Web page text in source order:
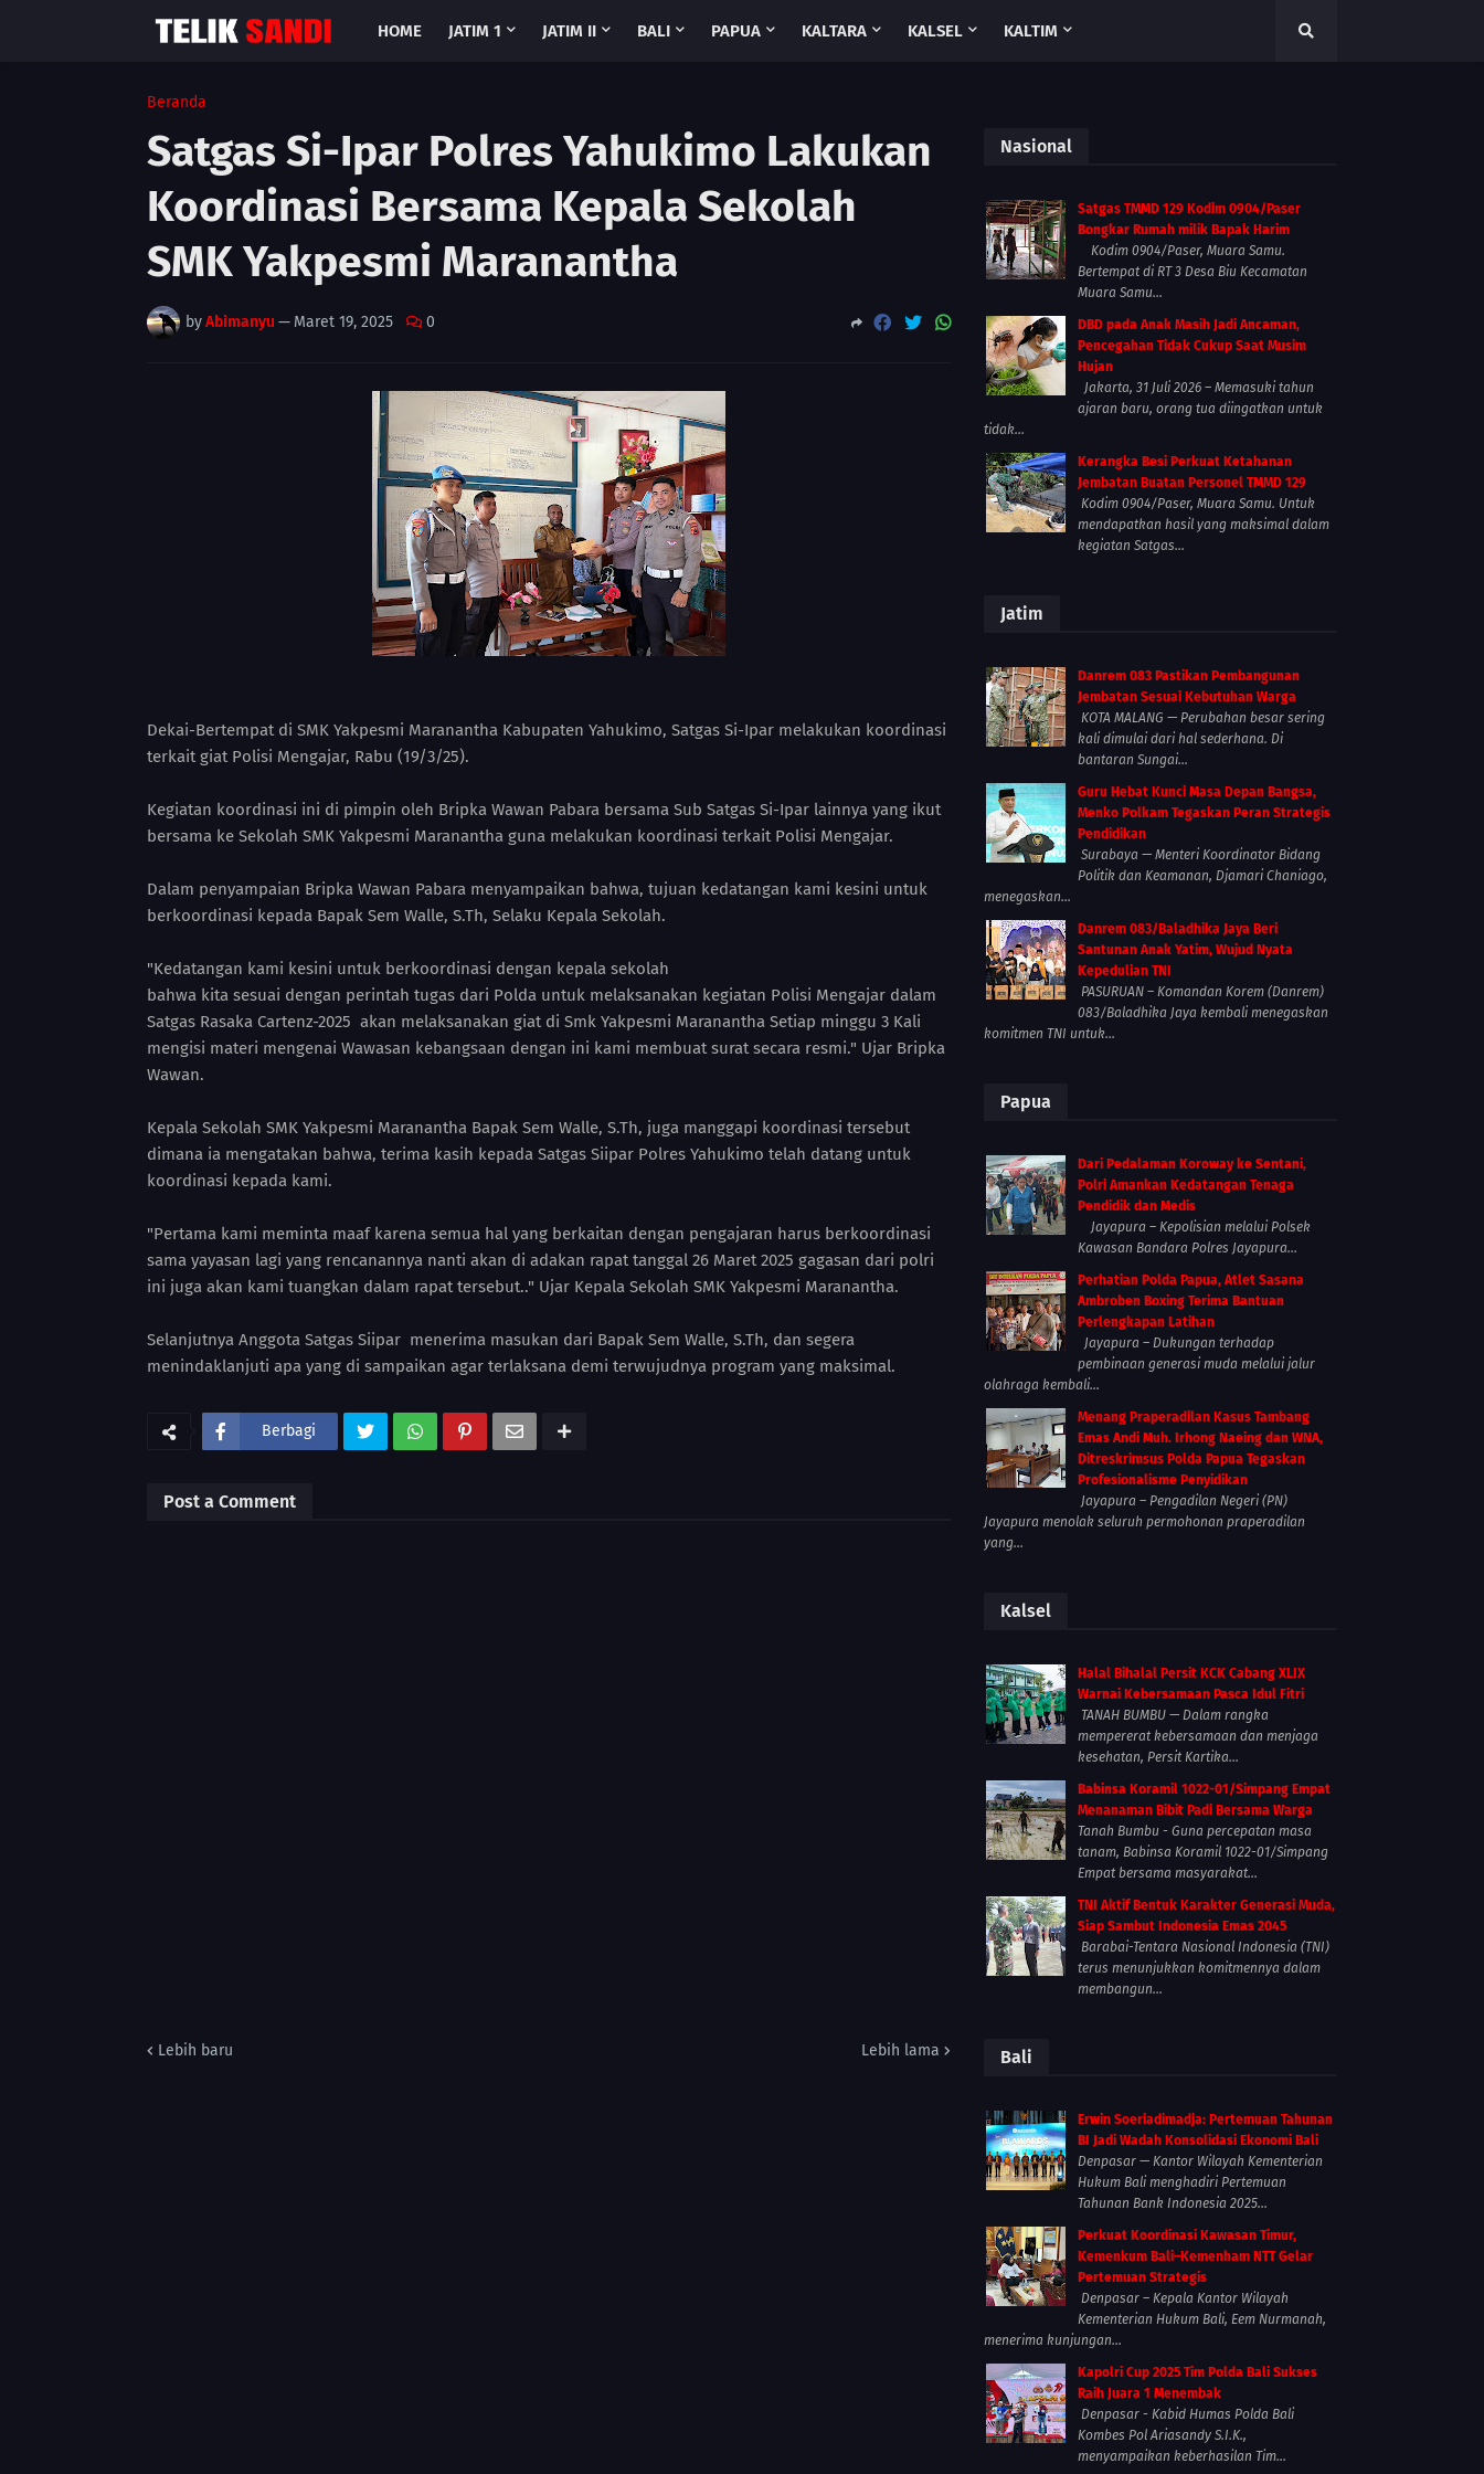
HOME JATIM 1 JATIM II BALI PAPUA KALTARA KALSEL KALTIM
Beranda
Satgas Si-Ipar Polres Yahukimo Lakukan
Koordinasi Bersama Kepala Sekolah
SMK Yakpesmi Maranantha
byAbimanyu — Maret 19, 2025 0
Dekai-Bertempat di SMK Yakpesmi Maranantha Kabupaten Yahukimo, Satgas Si-Ipar melakukan koordinasi
terkait giat Polisi Mengajar, Rabu (19/3/25).
Kegiatan koordinasi ini di pimpin oleh Bripka Wawan Pabara bersama Sub Satgas Si-Ipar lainnya yang ikut
bersama ke Sekolah SMK Yakpesmi Maranantha guna melakukan koordinasi terkait Polisi Mengajar.
Dalam penyampaian Bripka Wawan Pabara menyampaikan bahwa, tujuan kedatangan kami kesini untuk
berkoordinasi kepada Bapak Sem Walle, S.Th, Selaku Kepala Sekolah.
"Kedatangan kami kesini untuk berkoordinasi dengan kepala sekolah
bahwa kita sesuai dengan perintah tugas dari Polda untuk melaksanakan kegiatan Polisi Mengajar dalam
Satgas Rasaka Cartenz-2025 akan melaksanakan giat di Smk Yakpesmi Maranantha Setiap minggu 3 Kali
mengisi materi mengenai Wawasan kebangsaan dengan ini kami membuat surat secara resmi." Ujar Bripka
Wawan.
Kepala Sekolah SMK Yakpesmi Maranantha Bapak Sem Walle, S.Th, juga manggapi koordinasi tersebut
dimana ia mengatakan bahwa, terima kasih kepada Satgas Siipar Polres Yahukimo telah datang untuk
koordinasi kepada kami.
"Pertama kami meminta maaf karena semua hal yang berkaitan dengan pengajaran harus berkoordinasi
sama yayasan lagi yang rencanannya nanti akan di adakan rapat tanggal 26 Maret 2025 gagasan dari polri
ini juga akan kami tuangkan dalam rapat tersebut.." Ujar Kepala Sekolah SMK Yakpesmi Maranantha.
Selanjutnya Anggota Satgas Siipar menerima masukan dari Bapak Sem Walle, S.Th, dan segera
menindaklanjuti apa yang di sampaikan agar terlaksana demi terwujudnya program yang maksimal.
Berbagi
Post a Comment
Lebih baru Lebih lama
Nasional
Satgas TMMD 129 Kodim 0904/Paser
Bongkar Rumah milik Bapak Harim
Kodim 0904/Paser, Muara Samu.
Bertempat di RT 3 Desa Biu Kecamatan
Muara Samu...
DBD pada Anak Masih Jadi Ancaman,
Pencegahan Tidak Cukup Saat Musim
Hujan
Jakarta, 31 Juli 2026 – Memasuki tahun
ajaran baru, orang tua diingatkan untuk
tidak...
Kerangka Besi Perkuat Ketahanan
Jembatan Buatan Personel TMMD 129
Kodim 0904/Paser, Muara Samu. Untuk
mendapatkan hasil yang maksimal dalam
kegiatan Satgas...
Jatim
Danrem 083 Pastikan Pembangunan
Jembatan Sesuai Kebutuhan Warga
KOTA MALANG — Perubahan besar sering
kali dimulai dari hal sederhana. Di
bantaran Sungai...
Guru Hebat Kunci Masa Depan Bangsa,
Menko Polkam Tegaskan Peran Strategis
Pendidikan
Surabaya — Menteri Koordinator Bidang
Politik dan Keamanan, Djamari Chaniago,
menegaskan...
Danrem 083/Baladhika Jaya Beri
Santunan Anak Yatim, Wujud Nyata
Kepedulian TNI
PASURUAN – Komandan Korem (Danrem)
083/Baladhika Jaya kembali menegaskan
komitmen TNI untuk...
Papua
Dari Pedalaman Koroway ke Sentani,
Polri Amankan Kedatangan Tenaga
Pendidik dan Medis
Jayapura – Kepolisian melalui Polsek
Kawasan Bandara Polres Jayapura...
Perhatian Polda Papua, Atlet Sasana
Ambroben Boxing Terima Bantuan
Perlengkapan Latihan
Jayapura – Dukungan terhadap
pembinaan generasi muda melalui jalur
olahraga kembali...
Menang Praperadilan Kasus Tambang
Emas Andi Muh. Irhong Naeing dan WNA,
Ditreskrimsus Polda Papua Tegaskan
Profesionalisme Penyidikan
Jayapura – Pengadilan Negeri (PN)
Jayapura menolak seluruh permohonan praperadilan
yang...
Kalsel
Halal Bihalal Persit KCK Cabang XLIX
Warnai Kebersamaan Pasca Idul Fitri
TANAH BUMBU — Dalam rangka
mempererat kebersamaan dan menjaga
kesehatan, Persit Kartika...
Babinsa Koramil 1022-01/Simpang Empat
Menanaman Bibit Padi Bersama Warga
Tanah Bumbu - Guna percepatan masa
tanam, Babinsa Koramil 1022-01/Simpang
Empat bersama masyarakat...
TNI Aktif Bentuk Karakter Generasi Muda,
Siap Sambut Indonesia Emas 2045
Barabai-Tentara Nasional Indonesia (TNI)
terus menunjukkan komitmennya dalam
membangun...
Bali
Erwin Soeriadimadja: Pertemuan Tahunan
BI Jadi Wadah Konsolidasi Ekonomi Bali
Denpasar — Kantor Wilayah Kementerian
Hukum Bali menghadiri Pertemuan
Tahunan Bank Indonesia 2025...
Perkuat Koordinasi Kawasan Timur,
Kemenkum Bali–Kemenham NTT Gelar
Pertemuan Strategis
Denpasar – Kepala Kantor Wilayah
Kementerian Hukum Bali, Eem Nurmanah,
menerima kunjungan...
Kapolri Cup 2025 Tim Polda Bali Sukses
Raih Juara 1 Menembak
Denpasar - Kabid Humas Polda Bali
Kombes Pol Ariasandy S.I.K.,
menyampaikan keberhasilan Tim...